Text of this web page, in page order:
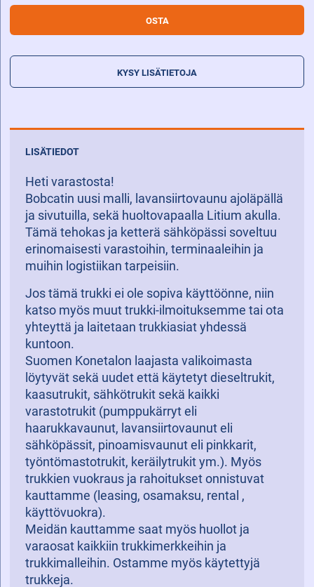
Bobcat
BPR20N
(Li-
OSTA
KYSY LISÄTIETOJA
LISÄTIEDOT
Heti varastosta!
Bobcatin uusi malli, lavansiirtovaunu ajoläpällä
ja sivutuilla, sekä huoltovapaalla Litium akulla.
Tämä tehokas ja ketterä sähköpässi soveltuu
erinomaisesti varastoihin, terminaaleihin ja
muihin logistiikan tarpeisiin.
Jos tämä trukki ei ole sopiva käyttöönne, niin
katso myös muut trukki-ilmoituksemme tai ota
yhteyttä ja laitetaan trukkiasiat yhdessä
kuntoon.
Suomen Konetalon laajasta valikoimasta
löytyvät sekä uudet että käytetyt dieseltrukit,
kaasutrukit, sähkötrukit sekä kaikki
varastotrukit (pumppukärryt eli
haarukkavaunut, lavansiirtovaunut eli
sähköpässit, pinoamisvaunut eli pinkkarit,
työntömastotrukit, keräilytrukit ym.). Myös
trukkien vuokraus ja rahoitukset onnistuvat
kauttamme (leasing, osamaksu, rental ,
käyttövuokra).
Meidän kauttamme saat myös huollot ja
varaosat kaikkiin trukkimerkkeihin ja
trukkimalleihin. Ostamme myös käytettyjä
trukkeja.